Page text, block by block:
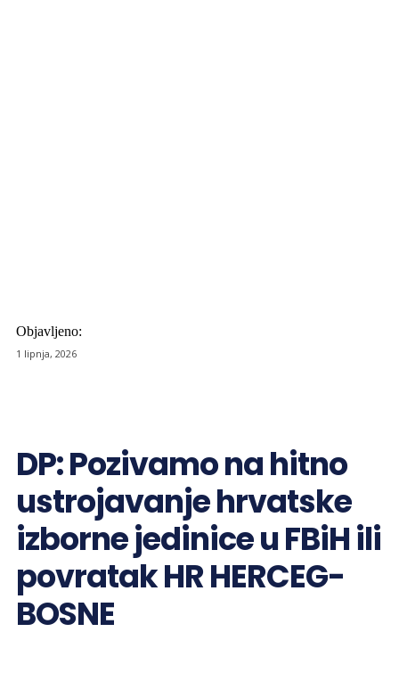
Objavljeno:
1 lipnja, 2026
DP: Pozivamo na hitno
ustrojavanje hrvatske
izborne jedinice u FBiH ili
povratak HR HERCEG-
BOSNE